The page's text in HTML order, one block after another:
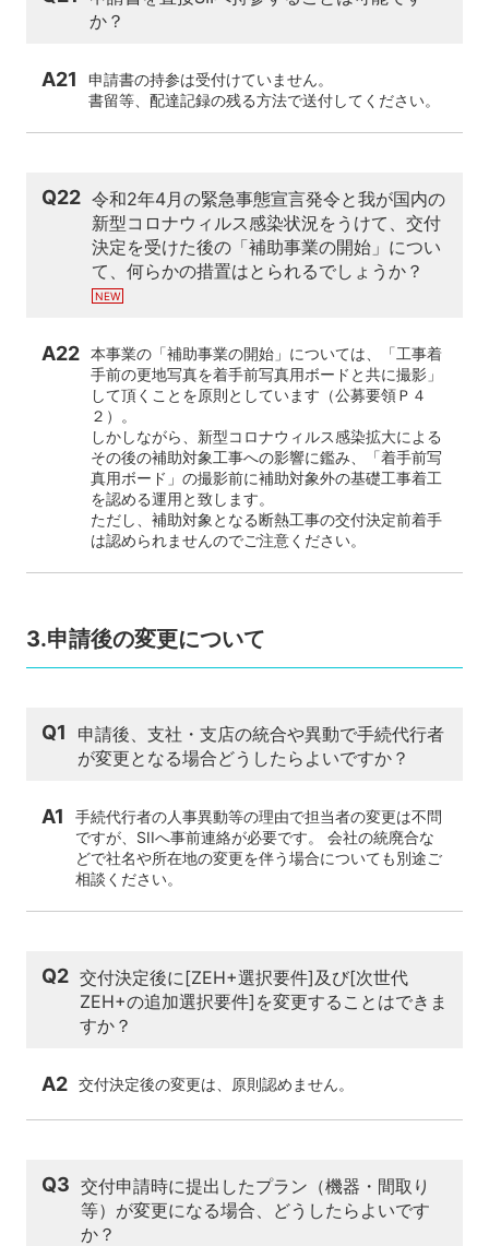
か？
A21
申請書の持参は受付けていません。
書留等、配達記録の残る方法で送付してください。
Q22 令和2年4月の緊急事態宣言発令と我が国内の
新型コロナウィルス感染状況をうけて、交付
決定を受けた後の「補助事業の開始」につい
て、何らかの措置はとられるでしょうか？
A22 本事業の「補助事業の開始」については、「工事着
手前の更地写真を着手前写真用ボードと共に撮影」
して頂くことを原則としています（公募要領Ｐ４
２）。
しかしながら、新型コロナウィルス感染拡大による
その後の補助対象工事への影響に鑑み、「着手前写
真用ボード」の撮影前に補助対象外の基礎工事着工
を認める運用と致します。
ただし、補助対象となる断熱工事の交付決定前着手
は認められませんのでご注意ください。
3.申請後の変更について
Q1
申請後、支社・支店の統合や異動で手続代行者
が変更となる場合どうしたらよいですか？
A1
手続代行者の人事異動等の理由で担当者の変更は不問
ですが、SIIへ事前連絡が必要です。 会社の統廃合な
どで社名や所在地の変更を伴う場合についても別途ご
相談ください。
Q2 交付決定後に[ZEH+選択要件]及び[次世代
ZEH+の追加選択要件]を変更することはできま
すか？
A2 交付決定後の変更は、原則認めません。
Q3 交付申請時に提出したプラン（機器・間取り
等）が変更になる場合、どうしたらよいです
か？